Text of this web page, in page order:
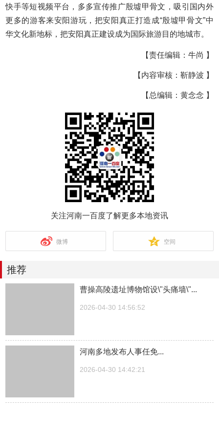
快手等短视频平台，多多宣传推广殷墟甲骨文，吸引国内外
更多的游客来安阳游玩，把安阳真正打造成“殷墟甲骨文”中
华文化新地标，把安阳真正建设成为国际旅游目的地城市。
【责任编辑：牛尚 】
【内容审核：靳静波 】
【总编辑：黄念念 】
关注河南一百度了解更多本地资讯
微博 空间
推荐
曹操高陵遗址博物馆设\"头痛墙\"...
2026-04-30 14:56:52
河南多地发布人事任免...
2026-04-30 14:42:21